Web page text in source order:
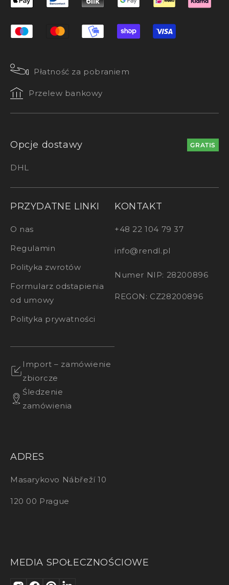
Płatność za pobraniem
Przelew bankowy
Opcje dostawy GRATIS
DHL
PRZYDATNE LINKI
O nas
Regulamin
Polityka zwrotów
Formularz odstapienia
od umowy
Polityka prywatności
Import – zamówienie
zbiorcze
Śledzenie
zamówienia
KONTAKT
+48 22 104 79 37
info@rendl.pl
Numer NIP: 28200896
REGON: CZ28200896
ADRES
Masarykovo Nábřeží 10
120 00 Prague
MEDIA SPOŁECZNOŚCIOWE